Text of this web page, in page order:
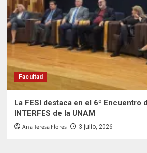
Facultad
La FESI destaca en el 6º Encuentro
INTERFES de la UNAM
Ana Teresa Flores 3 julio, 2026